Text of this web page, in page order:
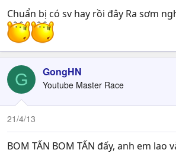
Chuẩn bị có sv hay rồi đây Ra sơm
G GongHN
Youtube Master Race
21/4/13
BOM TẤN BOM TẤN đấy, anh em lao